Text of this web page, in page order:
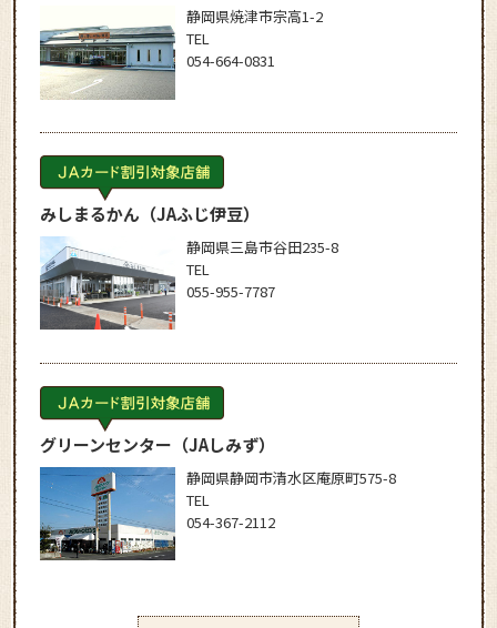
静岡県焼津市宗高1-2
TEL
054-664-0831
みしまるかん （JAふじ伊豆）
静岡県三島市谷田235-8
TEL
055-955-7787
グリーンセンター （JAしみず）
静岡県静岡市清水区庵原町575-8
TEL
054-367-2112